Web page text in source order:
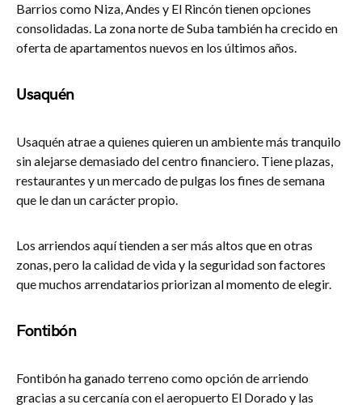
Barrios como Niza, Andes y El Rincón tienen opciones
consolidadas. La zona norte de Suba también ha crecido en
oferta de apartamentos nuevos en los últimos años.
Usaquén
Usaquén atrae a quienes quieren un ambiente más tranquilo
sin alejarse demasiado del centro financiero. Tiene plazas,
restaurantes y un mercado de pulgas los fines de semana
que le dan un carácter propio.
Los arriendos aquí tienden a ser más altos que en otras
zonas, pero la calidad de vida y la seguridad son factores
que muchos arrendatarios priorizan al momento de elegir.
Fontibón
Fontibón ha ganado terreno como opción de arriendo
gracias a su cercanía con el aeropuerto El Dorado y las